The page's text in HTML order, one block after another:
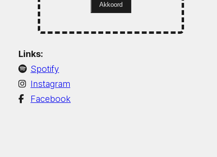
Akkoord
Links:
Spotify
Instagram
Facebook